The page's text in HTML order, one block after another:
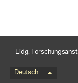
Eidg.
Sprachmenü
Deutsch